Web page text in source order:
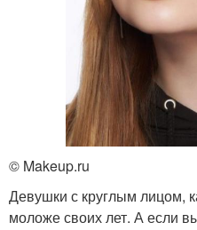
© Makeup.ru
Девушки с круглым лицом,
моложе своих лет. А если